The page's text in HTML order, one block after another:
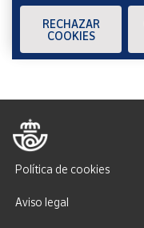
Política de cookies
Aviso legal
RECHAZAR
COOKIES